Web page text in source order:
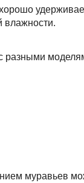
влажности.
разными
муравьев